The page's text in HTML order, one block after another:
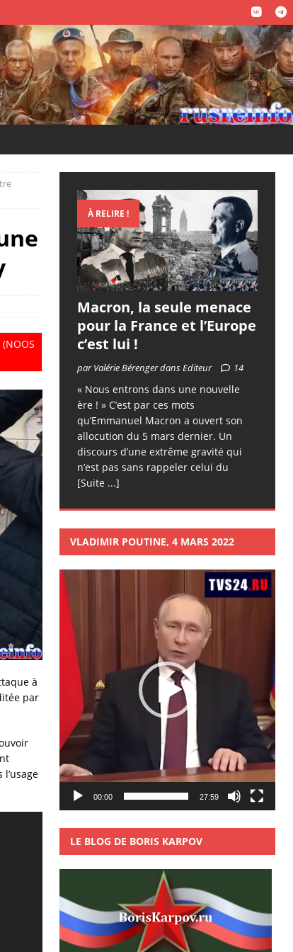
à
par
À RELIRE !
Macron, la seule menace
pour la France et l’Europe
c’est lui !
par Valérie Bérenger dans Editeur 14
« Nous entrons dans une nouvelle
ère ! » C’est par ces mots
qu’Emmanuel Macron a ouvert son
allocution du 5 mars dernier. Un
discours d’une extrême gravité qui
n’est pas sans rappeler celui du
[Suite ...]
VLADIMIR POUTINE, 4 MARS 2022
Lecteur
vidéo
00:00 27:59
LE BLOG DE BORIS KARPOV